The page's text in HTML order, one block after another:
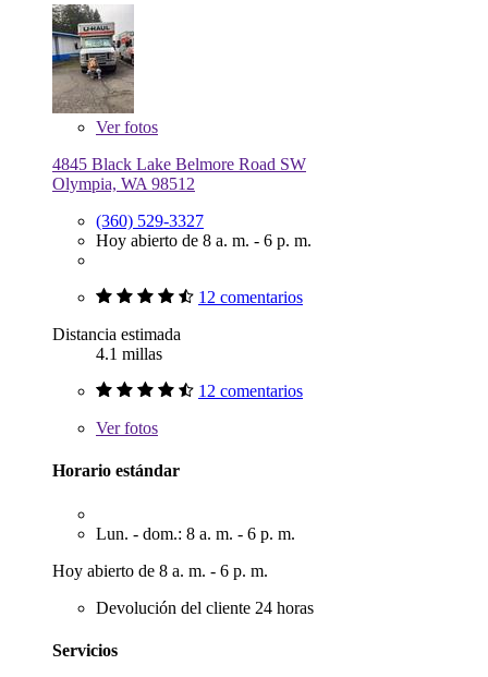
Verfotos
4845 Black Lake Belmore Road SW
Olympia, WA 98512
(360) 529-3327
Hoy abierto de 8 a. m. - 6 p. m.
12 comentarios
Distancia estimada
4.1 millas
12 comentarios
Verfotos
Horario estándar
Lun. - dom.: 8 a. m. - 6 p. m.
Hoy abierto de 8 a. m. - 6 p. m.
Devolución del cliente 24 horas
Servicios